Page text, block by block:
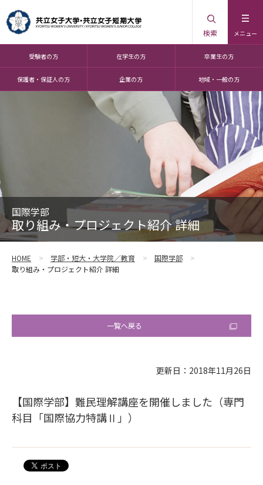
メニュー
検索
受験者の方 在学生の方 卒業生の方
保護者・保証人の方 企業の方 地域・一般の方
国際学部
取り組み・プロジェクト紹介 詳細
HOME 学部・短大・大学院／教育
国際学部
取り組み・プロジェクト紹介 詳細
一覧へ戻る
更新日：2018年11月26日
【国際学部】難民理解講座を開催しました（専門
科目「国際協力特講Ⅱ」）